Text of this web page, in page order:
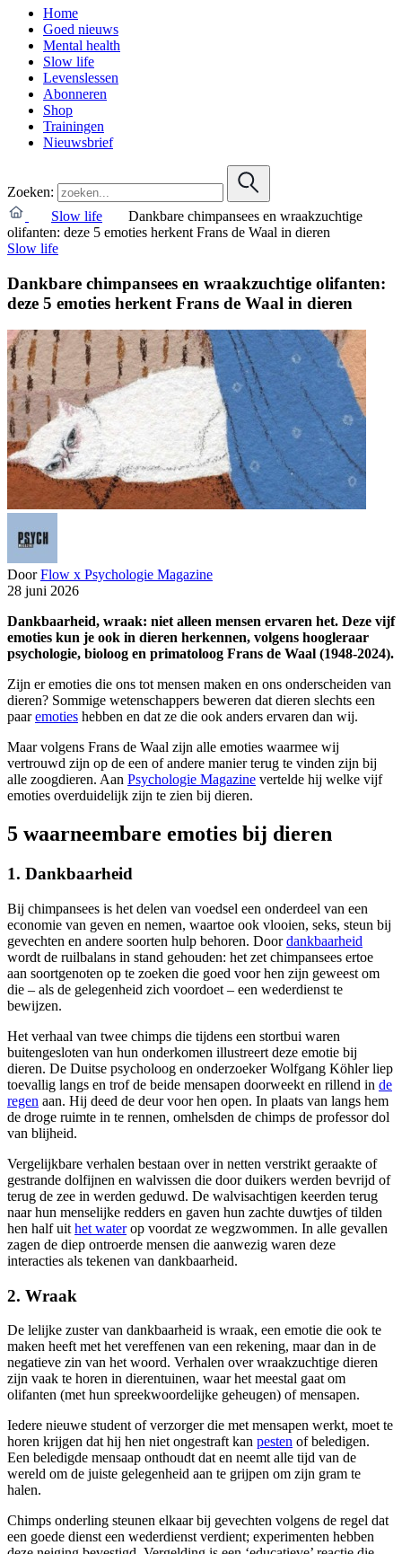
Home
Goed nieuws
Mental health
Slow life
Levenslessen
Abonneren
Shop
Trainingen
Nieuwsbrief
Zoeken:
Slow life
Dankbare chimpansees en wraakzuchtige
olifanten: deze 5 emoties herkent Frans de Waal in dieren
Slow life
Dankbare chimpansees en wraakzuchtige olifanten:
deze 5 emoties herkent Frans de Waal in dieren
Door Flow x Psychologie Magazine
28 juni 2026
Dankbaarheid, wraak: niet alleen mensen ervaren het. Deze vijf
emoties kun je ook in dieren herkennen, volgens hoogleraar
psychologie, bioloog en primatoloog Frans de Waal (1948-2024).
Zijn er emoties die ons tot mensen maken en ons onderscheiden van
dieren? Sommige wetenschappers beweren dat dieren slechts een
paaremoties hebben en dat ze die ook anders ervaren dan wij.
Maar volgens Frans de Waal zijn alle emoties waarmee wij
vertrouwd zijn op de een of andere manier terug te vinden zijn bij
alle zoogdieren. Aan Psychologie Magazine vertelde hij welke vijf
emoties overduidelijk zijn te zien bij dieren.
5 waarneembare emoties bij dieren
1. Dankbaarheid
Bij chimpansees is het delen van voedsel een onderdeel van een
economie van geven en nemen, waartoe ook vlooien, seks, steun bij
gevechten en andere soorten hulp behoren. Doordankbaarheid
wordt de ruilbalans in stand gehouden: het zet chimpansees ertoe
aan soortgenoten op te zoeken die goed voor hen zijn geweest om
die – als de gelegenheid zich voordoet – een wederdienst te
bewijzen.
Het verhaal van twee chimps die tijdens een stortbui waren
buitengesloten van hun onderkomen illustreert deze emotie bij
dieren. De Duitse psycholoog en onderzoeker Wolfgang Köhler liep
toevallig langs en trof de beide mensapen doorweekt en rillend in de
regen aan. Hij deed de deur voor hen open. In plaats van langs hem
de droge ruimte in te rennen, omhelsden de chimps de professor dol
van blijheid.
Vergelijkbare verhalen bestaan over in netten verstrikt geraakte of
gestrande dolfijnen en walvissen die door duikers werden bevrijd of
terug de zee in werden geduwd. De walvisachtigen keerden terug
naar hun menselijke redders en gaven hun zachte duwtjes of tilden
hen half uit het waterop voordat ze wegzwommen. In alle gevallen
zagen de diep ontroerde mensen die aanwezig waren deze
interacties als tekenen van dankbaarheid.
2. Wraak
De lelijke zuster van dankbaarheid is wraak, een emotie die ook te
maken heeft met het vereffenen van een rekening, maar dan in de
negatieve zin van het woord. Verhalen over wraakzuchtige dieren
zijn vaak te horen in dierentuinen, waar het meestal gaat om
olifanten (met hun spreekwoordelijke geheugen) of mensapen.
Iedere nieuwe student of verzorger die met mensapen werkt, moet te
horen krijgen dat hij hen niet ongestraft kan pesten of beledigen.
Een beledigde mensaap onthoudt dat en neemt alle tijd van de
wereld om de juiste gelegenheid aan te grijpen om zijn gram te
halen.
Chimps onderling steunen elkaar bij gevechten volgens de regel dat
een goede dienst een wederdienst verdient; experimenten hebben